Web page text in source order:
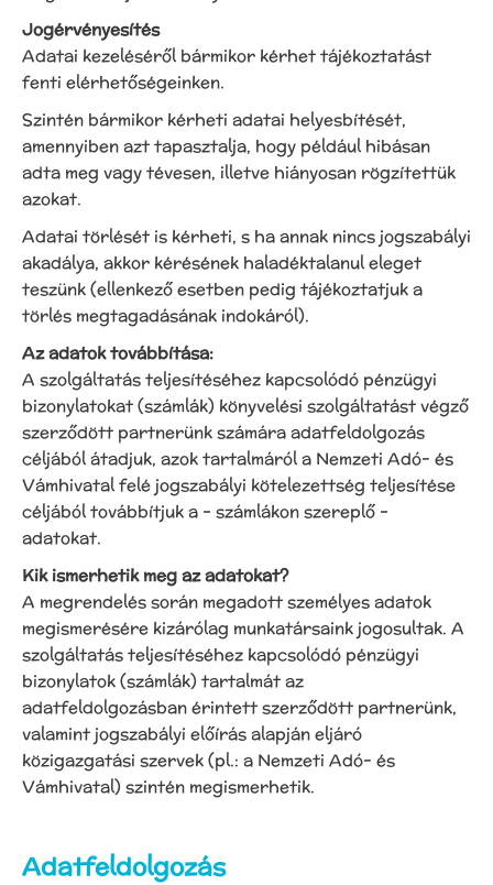
Jogérvényesítés
Adatai kezeléséről bármikor kérhet tájékoztatást
fenti elérhetőségeinken.
Szintén bármikor kérheti adatai helyesbítését,
amennyiben azt tapasztalja, hogy például hibásan
adta meg vagy tévesen, illetve hiányosan rögzítettük
azokat.
Adatai törlését is kérheti, s ha annak nincs jogszabályi
akadálya, akkor kérésének haladéktalanul eleget
teszünk (ellenkező esetben pedig tájékoztatjuk a
törlés megtagadásának indokáról).
Az adatok továbbítása:
A szolgáltatás teljesítéséhez kapcsolódó pénzügyi
bizonylatokat (számlák) könyvelési szolgáltatást végző
szerződött partnerünk számára adatfeldolgozás
céljából átadjuk, azok tartalmáról a Nemzeti Adó- és
Vámhivatal felé jogszabályi kötelezettség teljesítése
céljából továbbítjuk a – számlákon szereplő –
adatokat.
Kik ismerhetik meg az adatokat?
A megrendelés során megadott személyes adatok
megismerésére kizárólag munkatársaink jogosultak. A
szolgáltatás teljesítéséhez kapcsolódó pénzügyi
bizonylatok (számlák) tartalmát az
adatfeldolgozásban érintett szerződött partnerünk,
valamint jogszabályi előírás alapján eljáró
közigazgatási szervek (pl.: a Nemzeti Adó- és
Vámhivatal) szintén megismerhetik.
Adatfeldolgozás